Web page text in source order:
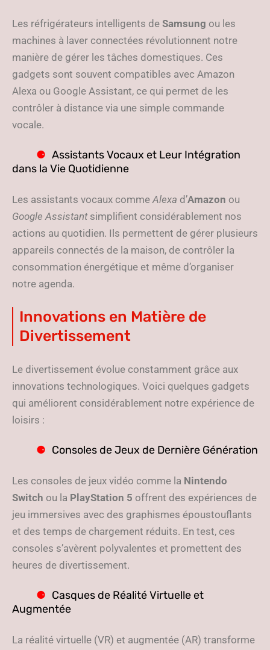
Les réfrigérateurs intelligents de Samsung ou les
machines à laver connectées révolutionnent notre
manière de gérer les tâches domestiques. Ces
gadgets sont souvent compatibles avec Amazon
Alexa ou Google Assistant, ce qui permet de les
contrôler à distance via une simple commande
vocale.
Assistants Vocaux et Leur Intégration
dans la Vie Quotidienne
Les assistants vocaux commeAlexa d’Amazon ou
Google Assistantsimplifient considérablement nos
actions au quotidien. Ils permettent de gérer plusieurs
appareils connectés de la maison, de contrôler la
consommation énergétique et même d’organiser
notre agenda.
Innovations en Matière de
Divertissement
Le divertissement évolue constamment grâce aux
innovations technologiques. Voici quelques gadgets
qui améliorent considérablement notre expérience de
loisirs :
Consoles de Jeux de Dernière Génération
Les consoles de jeux vidéo comme la Nintendo
Switch ou la PlayStation 5 offrent des expériences de
jeu immersives avec des graphismes époustouflants
et des temps de chargement réduits. En test, ces
consoles s’avèrent polyvalentes et promettent des
heures de divertissement.
Casques de Réalité Virtuelle et
Augmentée
La réalité virtuelle (VR) et augmentée (AR) transforme